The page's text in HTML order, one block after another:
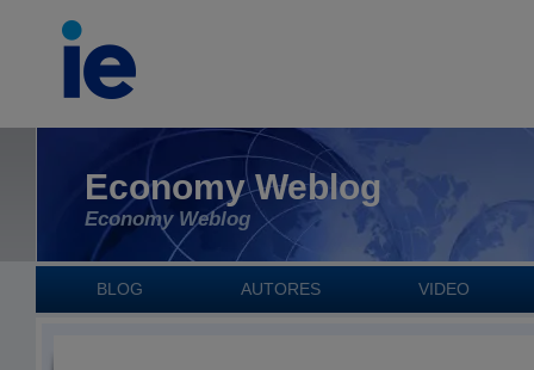
Economy Weblog
Economy Weblog
BLOG AUTORES VIDEO